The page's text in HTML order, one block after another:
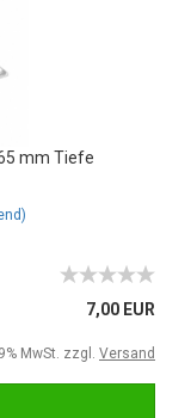
mm Tiefe
7,00 EUR
MwSt. zzgl. Versand